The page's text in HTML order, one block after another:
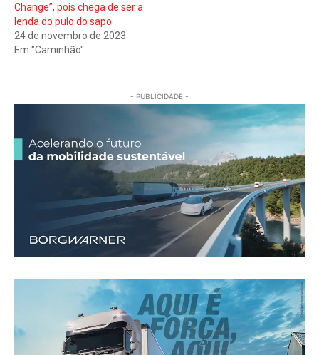
Change”, pois chega de ser a
lenda do pulo do sapo
24 de novembro de 2023
Em "Caminhão"
- PUBLICIDADE -